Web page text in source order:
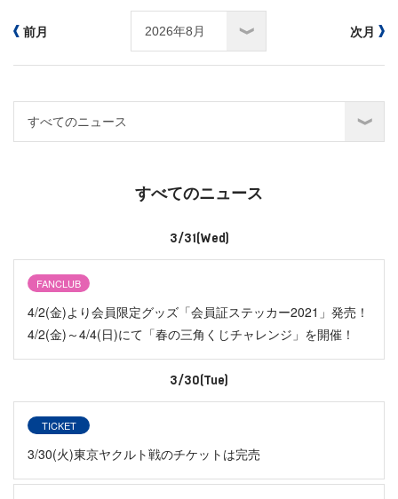
前月 次月
すべてのニュース
3/31(Wed)
FANCLUB
4/2(金)より会員限定グッズ「会員証ステッカー2021」発売！
4/2(金)～4/4(日)にて「春の三角くじチャレンジ」を開催！
3/30(Tue)
TICKET
3/30(火)東京ヤクルト戦のチケットは完売